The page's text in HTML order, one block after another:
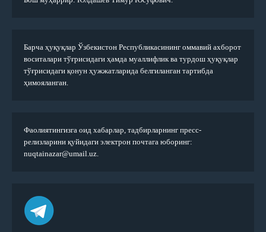
Барча ҳуқуқлар Ўзбекистон Республикасининг оммавий ахборот
воситалари тўғрисидаги ҳамда муаллифлик ва турдош ҳуқуқлар
тўғрисидаги қонун ҳужжатларида белгиланган тартибда
ҳимояланган.
Фаолиятингизга оид хабарлар, тадбирларнинг пресс-
релизларини қуйидаги электрон почтага юборинг:
nuqtainazar@umail.uz.